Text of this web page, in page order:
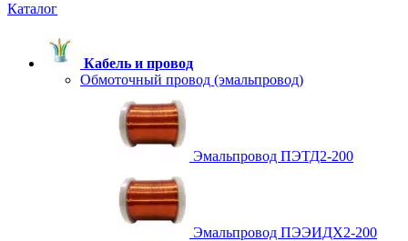
Каталог
Кабель и провод
Обмоточный провод (эмальпровод)
Эмальпровод ПЭТД2-200
Эмальпровод ПЭЭИДХ2-200